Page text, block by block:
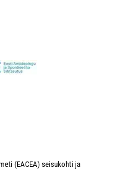
(EACEA) seisukohti ja